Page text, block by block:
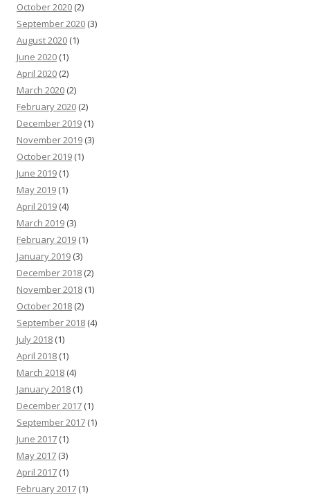
October 2020 (2)
September 2020 (3)
August 2020 (1)
June 2020 (1)
April 2020 (2)
March 2020 (2)
February 2020 (2)
December 2019 (1)
November 2019 (3)
October 2019 (1)
June 2019 (1)
May 2019 (1)
April 2019 (4)
March 2019 (3)
February 2019 (1)
January 2019 (3)
December 2018 (2)
November 2018 (1)
October 2018 (2)
September 2018 (4)
July 2018 (1)
April 2018 (1)
March 2018 (4)
January 2018 (1)
December 2017 (1)
September 2017 (1)
June 2017 (1)
May 2017 (3)
April 2017 (1)
February 2017 (1)